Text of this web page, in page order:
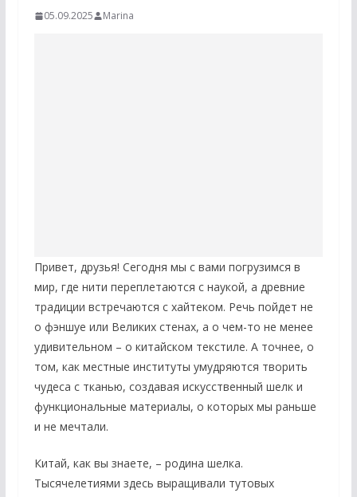
05.09.2025 Marina
Привет, друзья! Сегодня мы с вами погрузимся в
мир, где нити переплетаются с наукой, а древние
традиции встречаются с хайтеком. Речь пойдет не
о фэншуе или Великих стенах, а о чем-то не менее
удивительном – о китайском текстиле. А точнее, о
том, как местные институты умудряются творить
чудеса с тканью, создавая искусственный шелк и
функциональные материалы, о которых мы раньше
и не мечтали.
Китай, как вы знаете, – родина шелка.
Тысячелетиями здесь выращивали тутовых